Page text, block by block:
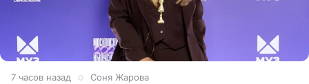
7 часов назад Соня Жарова